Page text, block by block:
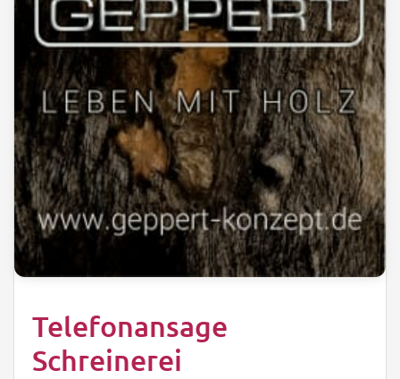
Telefonansage
Schreinerei